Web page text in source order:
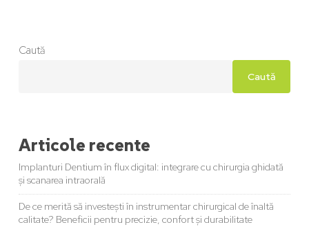
Caută
Caută
Articole recente
Implanturi Dentium în flux digital: integrare cu chirurgia ghidată
și scanarea intraorală
De ce merită să investești în instrumentar chirurgical de înaltă
calitate? Beneficii pentru precizie, confort și durabilitate